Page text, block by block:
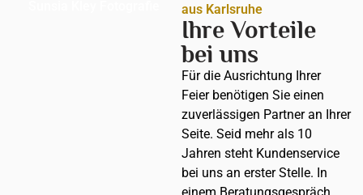
aus Karlsruhe
Ihre Vorteile
bei uns
Für die Ausrichtung Ihrer
Feier benötigen Sie einen
zuverlässigen Partner an Ihrer
Seite. Seid mehr als 10
Jahren steht Kundenservice
bei uns an erster Stelle. In